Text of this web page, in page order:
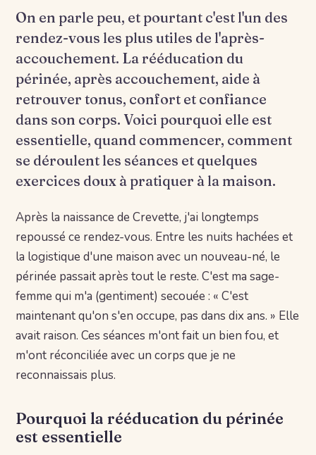
On en parle peu, et pourtant c'est l'un des
rendez-vous les plus utiles de l'après-
accouchement. La rééducation du
périnée, après accouchement, aide à
retrouver tonus, confort et confiance
dans son corps. Voici pourquoi elle est
essentielle, quand commencer, comment
se déroulent les séances et quelques
exercices doux à pratiquer à la maison.
Après la naissance de Crevette, j'ai longtemps
repoussé ce rendez-vous. Entre les nuits hachées et
la logistique d'une maison avec un nouveau-né, le
périnée passait après tout le reste. C'est ma sage-
femme qui m'a (gentiment) secouée : « C'est
maintenant qu'on s'en occupe, pas dans dix ans. » Elle
avait raison. Ces séances m'ont fait un bien fou, et
m'ont réconciliée avec un corps que je ne
reconnaissais plus.
Pourquoi la rééducation du périnée
est essentielle